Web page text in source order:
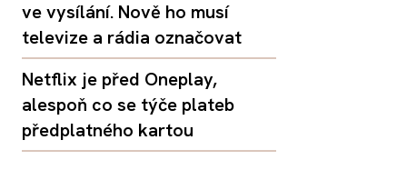
ve vysílání. Nově ho musí
televize a rádia označovat
Netflix je před Oneplay,
alespoň co se týče plateb
předplatného kartou